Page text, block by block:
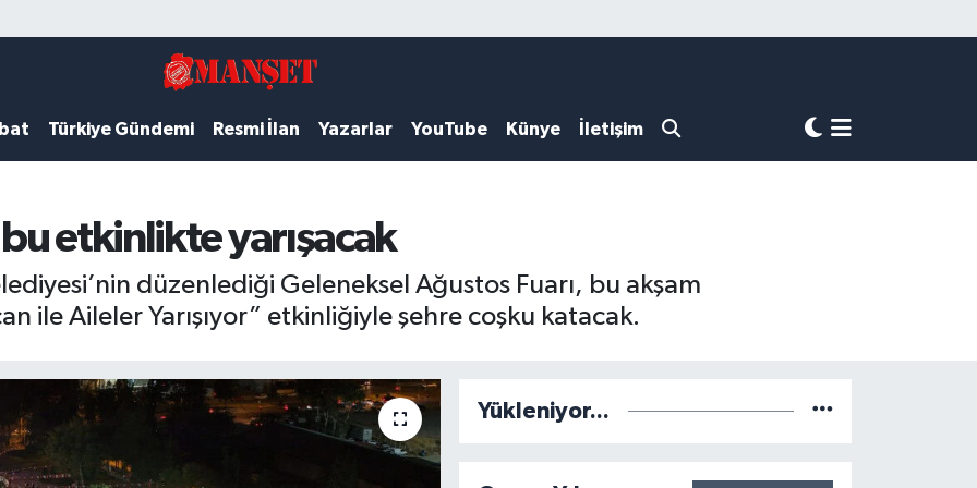
Türkiye Gündemi Resmi İlan Yazarlar YouTube Künye İletişim
etkinlikte yarışacak
düzenlediği Geleneksel Ağustos Fuarı, bu akşam
ile Aileler Yarışıyor” etkinliğiyle şehre coşku katacak.
Yükleniyor...